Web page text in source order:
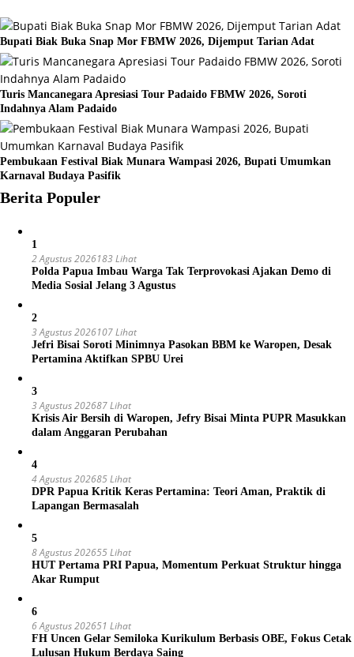
Bupati Biak Buka Snap Mor FBMW 2026, Dijemput Tarian Adat
Turis Mancanegara Apresiasi Tour Padaido FBMW 2026, Soroti
Indahnya Alam Padaido
Pembukaan Festival Biak Munara Wampasi 2026, Bupati Umumkan
Karnaval Budaya Pasifik
Berita Populer
1
2 Agustus 2026183 Lihat
Polda Papua Imbau Warga Tak Terprovokasi Ajakan Demo di
Media Sosial Jelang 3 Agustus
2
3 Agustus 2026107 Lihat
Jefri Bisai Soroti Minimnya Pasokan BBM ke Waropen, Desak
Pertamina Aktifkan SPBU Urei
3
3 Agustus 202687 Lihat
Krisis Air Bersih di Waropen, Jefry Bisai Minta PUPR Masukkan
dalam Anggaran Perubahan
4
4 Agustus 202685 Lihat
DPR Papua Kritik Keras Pertamina: Teori Aman, Praktik di
Lapangan Bermasalah
5
8 Agustus 202655 Lihat
HUT Pertama PRI Papua, Momentum Perkuat Struktur hingga
Akar Rumput
6
6 Agustus 202651 Lihat
FH Uncen Gelar Semiloka Kurikulum Berbasis OBE, Fokus Cetak
Lulusan Hukum Berdaya Saing